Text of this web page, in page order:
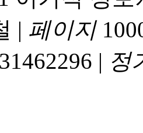
| 페이지
| 정